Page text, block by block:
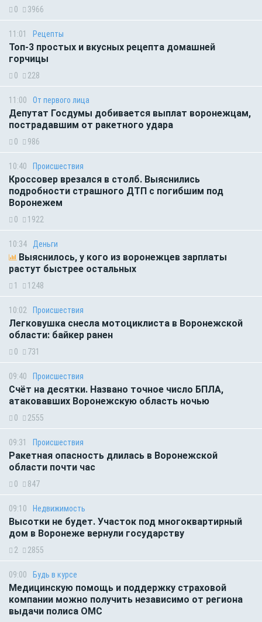
0 3966
11:01 Рецепты
Топ-3 простых и вкусных рецепта домашней
горчицы
0 228
11:00 От первого лица
Депутат Госдумы добивается выплат воронежцам,
пострадавшим от ракетного удара
0 986
10:40 Происшествия
Кроссовер врезался в столб. Выяснились
подробности страшного ДТП с погибшим под
Воронежем
0 1922
10:34 Деньги
Выяснилось, у кого из воронежцев зарплаты
растут быстрее остальных
1 1248
10:02 Происшествия
Легковушка снесла мотоциклиста в Воронежской
области: байкер ранен
0 731
09:40 Происшествия
Счёт на десятки. Названо точное число БПЛА,
атаковавших Воронежскую область ночью
0 2555
09:31 Происшествия
Ракетная опасность длилась в Воронежской
области почти час
0 847
09:10 Недвижимость
Высотки не будет. Участок под многоквартирный
дом в Воронеже вернули государству
2 2855
09:00 Будь в курсе
Медицинскую помощь и поддержку страховой
компании можно получить независимо от региона
выдачи полиса ОМС